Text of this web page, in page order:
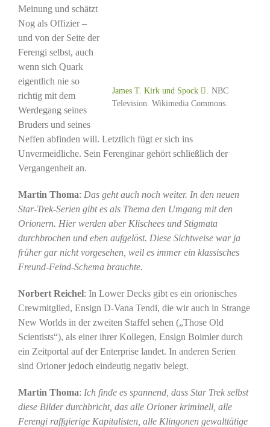
James T. Kirk und Spock
. NBC
Television. Wikimedia Commons.
Meinung und schätzt
Nog als Offizier –
und von der Seite der
Ferengi selbst, auch
wenn sich Quark
eigentlich nie so
richtig mit dem
Werdegang seines
Bruders und seines
Neffen abfinden will. Letztlich fügt er sich ins
Unvermeidliche. Sein Ferenginar gehört schließlich der
Vergangenheit an.
Martin Thoma: Das geht auch noch weiter. In den neuen
Star-Trek-Serien gibt es als Thema den Umgang mit den
Orionern. Hier werden aber Klischees und Stigmata
durchbrochen und eben aufgelöst. Diese Sichtweise war ja
früher gar nicht vorgesehen, weil es immer ein klassisches
Freund-Feind-Schema brauchte.
Norbert Reichel: In Lower Decks gibt es ein orionisches
Crewmitglied, Ensign D-Vana Tendi, die wir auch in Strange
New Worlds in der zweiten Staffel sehen („Those Old
Scientists“), als einer ihrer Kollegen, Ensign Boimler durch
ein Zeitportal auf der Enterprise landet. In anderen Serien
sind Orioner jedoch eindeutig negativ belegt.
Martin Thoma: Ich finde es spannend, dass Star Trek selbst
diese Bilder durchbricht, das alle Orioner kriminell, alle
Ferengi raffgierige Kapitalisten, alle Klingonen gewalttätige